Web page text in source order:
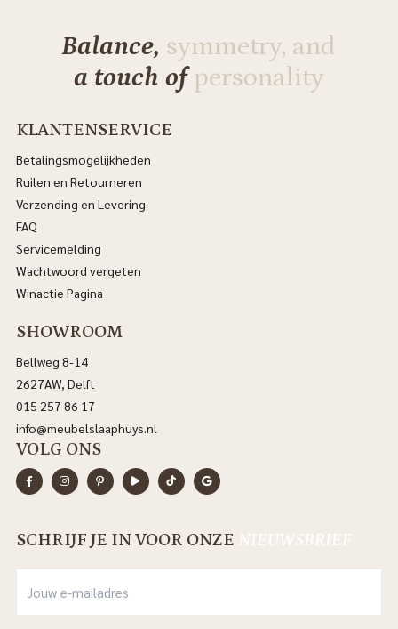
Balance, symmetry, and
a touch ofpersonality
KLANTENSERVICE
Betalingsmogelijkheden
Ruilen en Retourneren
Verzending en Levering
FAQ
Servicemelding
Wachtwoord vergeten
Winactie Pagina
SHOWROOM
Bellweg 8-14
2627AW, Delft
015 257 86 17
info@meubelslaaphuys.nl
VOLG ONS
SCHRIJF JE IN VOOR ONZE NIEUWSBRIEF